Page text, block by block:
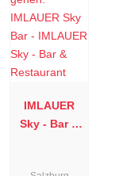
IMLAUER
Sky - Bar &